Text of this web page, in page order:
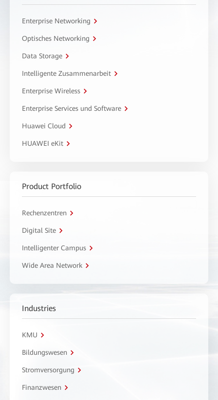
Enterprise Networking
Optisches Networking
Data Storage
Intelligente Zusammenarbeit
Enterprise Wireless
Enterprise Services und Software
Huawei Cloud
HUAWEI eKit
Product Portfolio
Rechenzentren
Digital Site
Intelligenter Campus
Wide Area Network
Industries
KMU
Bildungswesen
Stromversorgung
Finanzwesen